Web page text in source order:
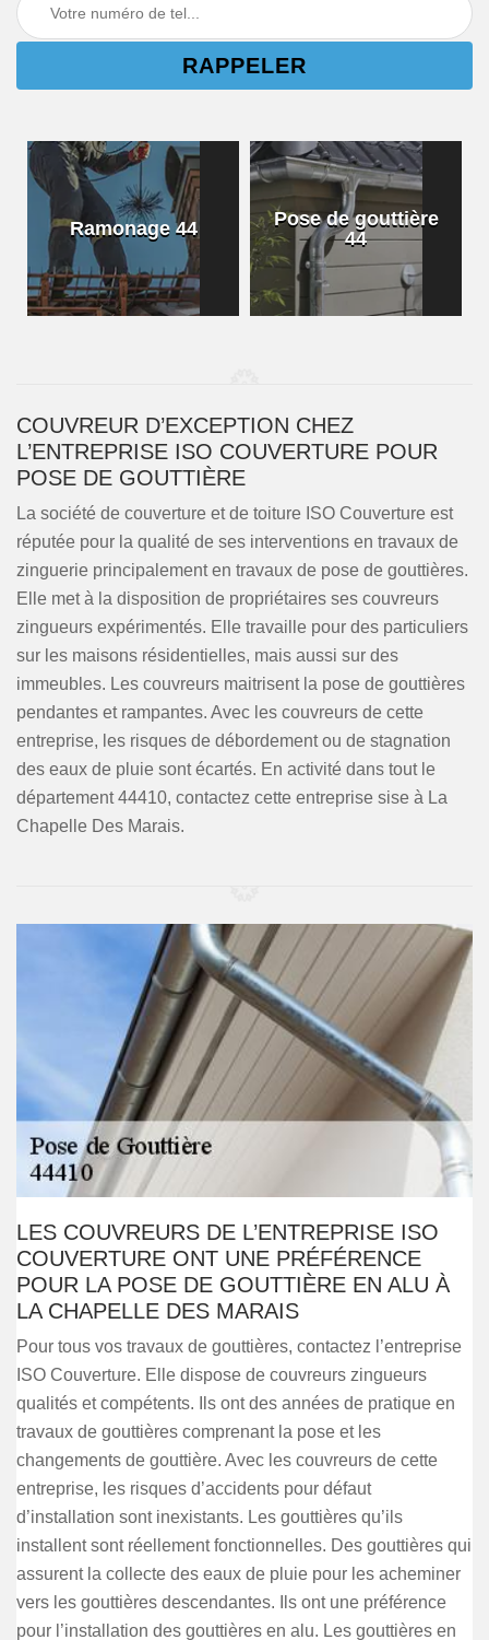
Ramonage 44
Pose de gouttière
44
COUVREUR D’EXCEPTION CHEZ
L’ENTREPRISE ISO COUVERTURE POUR
POSE DE GOUTTIÈRE
La société de couverture et de toiture ISO Couverture est
réputée pour la qualité de ses interventions en travaux de
zinguerie principalement en travaux de pose de gouttières.
Elle met à la disposition de propriétaires ses couvreurs
zingueurs expérimentés. Elle travaille pour des particuliers
sur les maisons résidentielles, mais aussi sur des
immeubles. Les couvreurs maitrisent la pose de gouttières
pendantes et rampantes. Avec les couvreurs de cette
entreprise, les risques de débordement ou de stagnation
des eaux de pluie sont écartés. En activité dans tout le
département 44410, contactez cette entreprise sise à La
Chapelle Des Marais.
LES COUVREURS DE L’ENTREPRISE ISO
COUVERTURE ONT UNE PRÉFÉRENCE
POUR LA POSE DE GOUTTIÈRE EN ALU À
LA CHAPELLE DES MARAIS
Pour tous vos travaux de gouttières, contactez l’entreprise
ISO Couverture. Elle dispose de couvreurs zingueurs
qualités et compétents. Ils ont des années de pratique en
travaux de gouttières comprenant la pose et les
changements de gouttière. Avec les couvreurs de cette
entreprise, les risques d’accidents pour défaut
d’installation sont inexistants. Les gouttières qu’ils
installent sont réellement fonctionnelles. Des gouttières qui
assurent la collecte des eaux de pluie pour les acheminer
vers les gouttières descendantes. Ils ont une préférence
pour l’installation des gouttières en alu. Les gouttières en